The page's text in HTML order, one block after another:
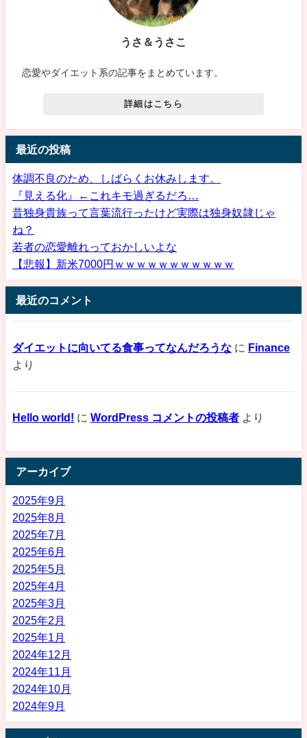
うさ＆うさこ
恋愛やダイエット系の記事をまとめています。
詳細はこちら
最近の投稿
体調不良のため、しばらくお休みします。
『見える化』←これキモ過ぎるだろ…
昔独身貴族って言葉流行ったけど実際は独身奴隷じゃ
ね？
若者の恋愛離れっておかしいよな
【悲報】新米7000円ｗｗｗｗｗｗｗｗｗｗｗ
最近のコメント
ダイエットに向いてる食事ってなんだろうな に Finance
より
Hello world! に WordPress コメントの投稿者 より
アーカイブ
2025年9月
2025年8月
2025年7月
2025年6月
2025年5月
2025年4月
2025年3月
2025年2月
2025年1月
2024年12月
2024年11月
2024年10月
2024年9月